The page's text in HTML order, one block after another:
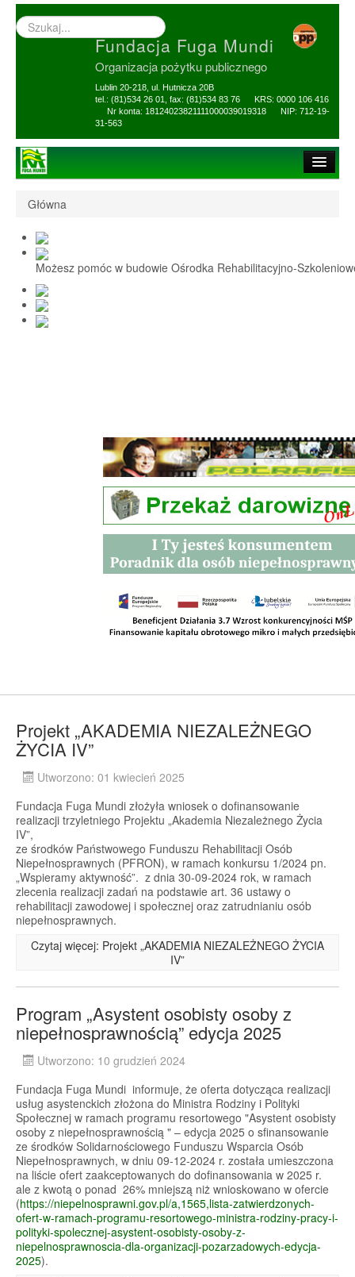
Wyszukiwarka
–
Fundacja Fuga Mundi
Organizacja pożytku publicznego
Lublin 20-218, ul. Hutnicza 20B
tel.: (81)534 26 01, fax: (81)534 83 76 KRS: 0000 106 416
Nr konta: 18124023821111000039019318 NIP: 712-19-
31-563
1,5% i darowizny
Nasi Beneficjenci
Ośrodek Reh-Szkol
Sprawozdania
Główna
Możesz pomóc w budowie Ośrodka Rehabilitacyjno-
Projekt „AKADEMIA NIEZALEŻNEGO
ŻYCIA IV”
Utworzono: 01 kwiecień 2025
Fundacja Fuga Mundi złożyła wniosek o dofinansowanie
realizacji trzyletniego Projektu „Akademia Niezależnego Życia
IV”,
ze środków Państwowego Funduszu Rehabilitacji Osób
Niepełnosprawnych (PFRON), w ramach konkursu 1/2024 pn.
„Wspieramy aktywność”. z dnia 30-09-2024 rok, w ramach
zlecenia realizacji zadań na podstawie art. 36 ustawy o
rehabilitacji zawodowej i społecznej oraz zatrudnianiu osób
niepełnosprawnych.
Czytaj więcej: Projekt „AKADEMIA NIEZALEŻNEGO ŻYCIA
IV”
Program „Asystent osobisty osoby z
niepełnosprawnością” edycja 2025
Utworzono: 10 grudzień 2024
Fundacja Fuga Mundi informuje, że oferta dotycząca realizacji
usług asystenckich złożona do Ministra Rodziny i Polityki
Społecznej w ramach programu resortowego "Asystent osobisty
osoby z niepełnosprawnością " – edycja 2025 o sfinansowanie
ze środków Solidarnościowego Funduszu Wsparcia Osób
Niepełnosprawnych, w dniu 09-12-2024 r. została umieszczona
na liście ofert zaakceptowanych do dofinansowania w 2025 r.
ale z kwotą o ponad 26% mniejszą niż wnioskowano w ofercie
(https://niepelnosprawni.gov.pl/a,1565,lista-zatwierdzonych-
ofert-w-ramach-programu-resortowego-ministra-rodziny-pracy-i-
polityki-spolecznej-asystent-osobisty-osoby-z-
niepelnosprawnoscia-dla-organizacji-pozarzadowych-edycja-
2025).